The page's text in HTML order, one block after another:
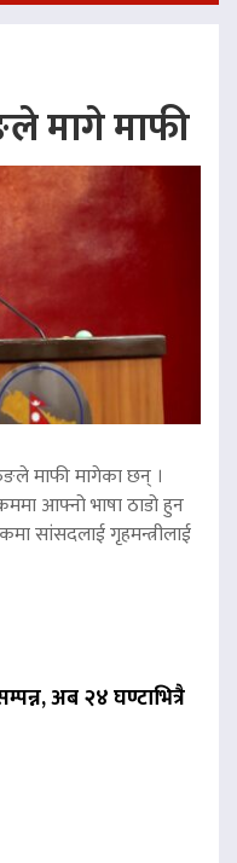
मागे माफी
माफी मागेका छन् ।
आफ्नो भाषा ठाडो हुन
सांसदलाई गृहमन्त्रीलाई
अब २४ घण्टाभित्रै